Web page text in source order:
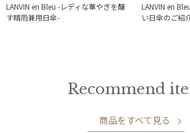
LANVIN en Bleu -レディな華やぎを醸
す晴雨兼用日傘-
LANVIN en
い日傘のご紹
Recommend
商品をすべて見る